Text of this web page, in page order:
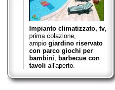
Impianto climatizzato, tv,
prima colazione,
ampio giardino riservato
con parco giochi per
bambini, barbecue con
tavoli all'aperto.